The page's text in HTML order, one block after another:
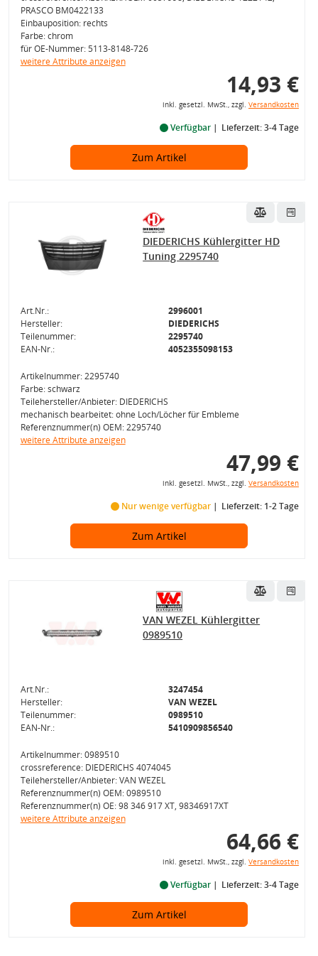
PRASCO BM0422133
Einbauposition: rechts
Farbe: chrom
für OE-Nummer: 5113-8148-726
weitere Attribute anzeigen
14,93 €
inkl. gesetzl. MwSt., zzgl. Versandkosten
Verfügbar Lieferzeit: 3-4 Tage
Zum Artikel
DIEDERICHS Kühlergitter HD
Tuning 2295740
Art.Nr.:
2996001
Hersteller:
DIEDERICHS
Teilenummer:
2295740
EAN-Nr.:
4052355098153
Artikelnummer: 2295740
Farbe: schwarz
Teilehersteller/Anbieter: DIEDERICHS
mechanisch bearbeitet: ohne Loch/Löcher für Embleme
Referenznummer(n) OEM: 2295740
weitere Attribute anzeigen
47,99 €
inkl. gesetzl. MwSt., zzgl. Versandkosten
Nur wenige verfügbar Lieferzeit: 1-2 Tage
Zum Artikel
VAN WEZEL Kühlergitter
0989510
Art.Nr.:
3247454
Hersteller:
VAN WEZEL
Teilenummer:
0989510
EAN-Nr.:
5410909856540
Artikelnummer: 0989510
crossreference: DIEDERICHS 4074045
Teilehersteller/Anbieter: VAN WEZEL
Referenznummer(n) OEM: 0989510
Referenznummer(n) OE: 98 346 917 XT, 98346917XT
weitere Attribute anzeigen
64,66 €
inkl. gesetzl. MwSt., zzgl. Versandkosten
Verfügbar Lieferzeit: 3-4 Tage
Zum Artikel